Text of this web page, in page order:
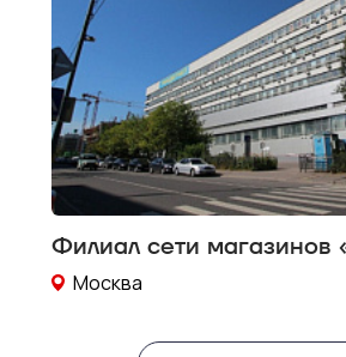
Филиал сети магазинов
Москва